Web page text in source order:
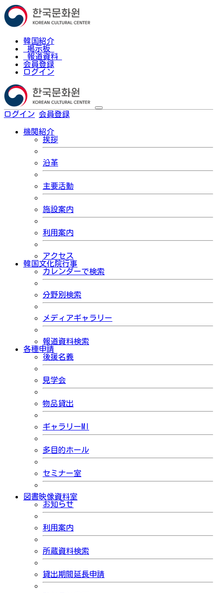
韓国紹介
掲示板
報道資料
会員登録
ログイン
ログイン 会員登録
機関紹介
挨拶
沿革
主要活動
施設案内
利用案内
アクセス
韓国文化院行事
カレンダーで検索
分野別検索
メディアギャラリー
報道資料検索
各種申請
後援名義
見学会
物品貸出
ギャラリーMI
多目的ホール
セミナー室
図書映像資料室
お知らせ
利用案内
所蔵資料検索
貸出期間延長申請